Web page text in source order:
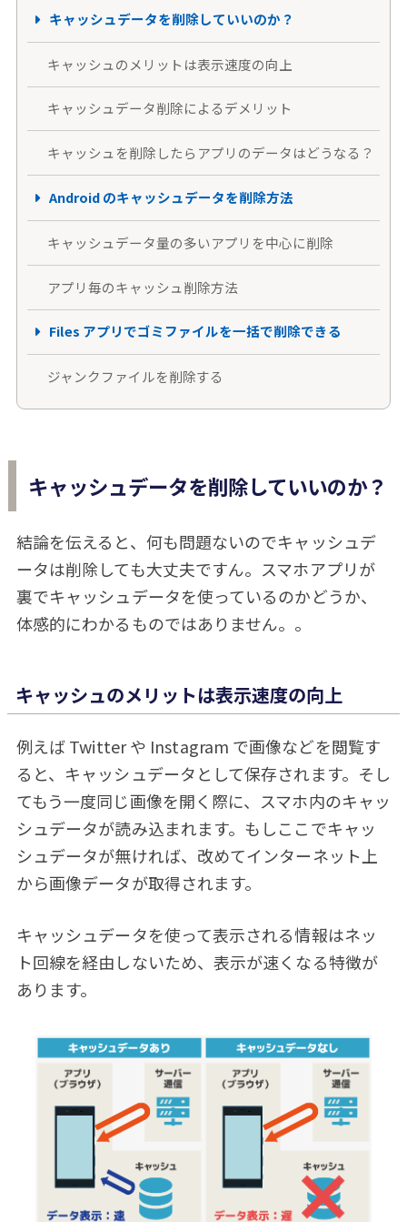
キャッシュデータを削除していいのか？
キャッシュのメリットは表示速度の向上
キャッシュデータ削除によるデメリット
キャッシュを削除したらアプリのデータはどうなる？
Android のキャッシュデータを削除方法
キャッシュデータ量の多いアプリを中心に削除
アプリ毎のキャッシュ削除方法
Files アプリでゴミファイルを一括で削除できる
ジャンクファイルを削除する
キャッシュデータを削除していいのか？
結論を伝えると、何も問題ないのでキャッシュデ
ータは削除しても大丈夫ですん。スマホアプリが
裏でキャッシュデータを使っているのかどうか、
体感的にわかるものではありません。。
キャッシュのメリットは表示速度の向上
例えば Twitter や Instagram で画像などを閲覧す
ると、キャッシュデータとして保存されます。そし
てもう一度同じ画像を開く際に、スマホ内のキャッ
シュデータが読み込まれます。もしここでキャッ
シュデータが無ければ、改めてインターネット上
から画像データが取得されます。
キャッシュデータを使って表示される情報はネッ
ト回線を経由しないため、表示が速くなる特徴が
あります。